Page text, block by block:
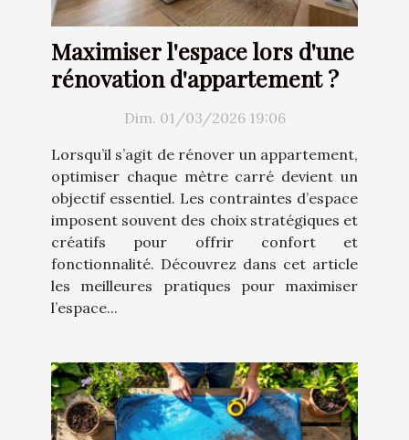
Maximiser l'espace lors d'une
rénovation d'appartement ?
Dim. 01/03/2026 19:06
Lorsqu’il s’agit de rénover un appartement,
optimiser chaque mètre carré devient un
objectif essentiel. Les contraintes d’espace
imposent souvent des choix stratégiques et
créatifs pour offrir confort et
fonctionnalité. Découvrez dans cet article
les meilleures pratiques pour maximiser
l’espace...